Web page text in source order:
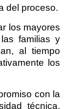
del proceso.
los mayores
familias y
al tiempo
los
con la
técnica,